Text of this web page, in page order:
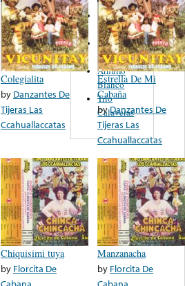
Colegialita
by Danzantes De
Tijeras Las
Ccahuallaccatas
Estrella De Mi
Cabaña
byDanzantes De
Tijeras Las
Ccahuallaccatas
Chiquisimi tuya
by Florcita De
Manzanacha
by Florcita De
Roberto
Pulido
Cuarteto
Flores
Arnulfo
Blanco
Trío
Calaveras